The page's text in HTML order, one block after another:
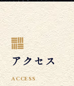
アクセス
ACCESS